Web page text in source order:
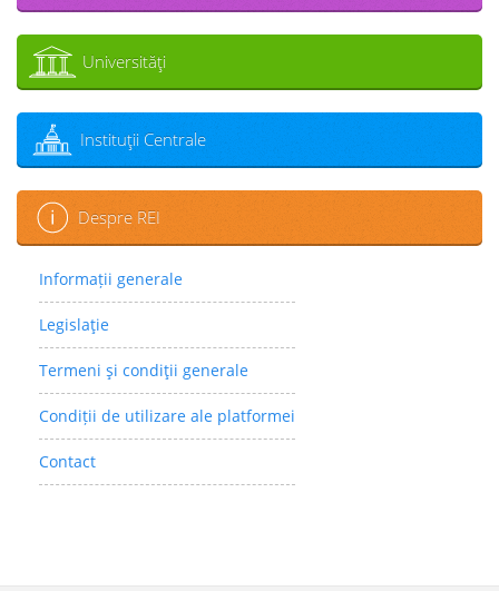
Universităţi
Instituţii Centrale
Despre REI
Informații generale
Legislaţie
Termeni şi condiţii generale
Condiții de utilizare ale platformei
Contact